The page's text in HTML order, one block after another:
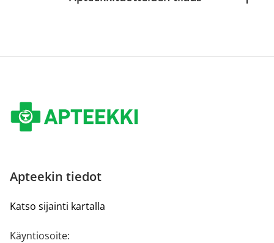
Apteekin tiedot
Katso sijainti kartalla
Käyntiosoite: